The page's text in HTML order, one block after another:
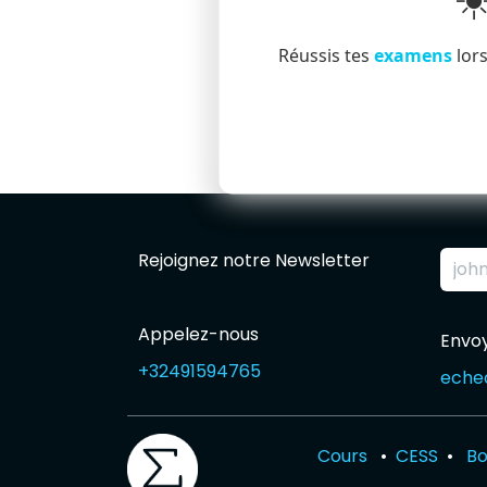
Rejoignez notre Newsletter
Appelez-nous
+32491594765
Cours • CESS •
Réussis tesexamens